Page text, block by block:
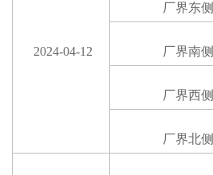
2024-04-12
厂界东侧
厂界南侧
厂界西侧
厂界北侧